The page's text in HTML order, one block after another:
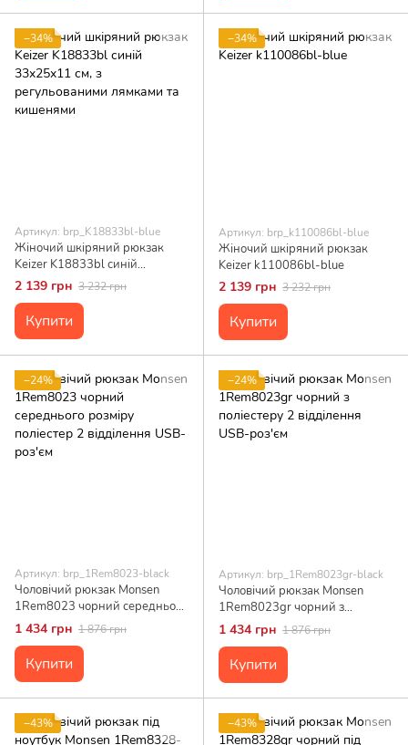
−34%
Артикул: brp_K18833bl-blue
Жіночий шкіряний рюкзак
Keizer K18833bl синій
33x25x11 см, з регульованими
лямками та кишенями
2 139 грн 3 232 грн
Купити
−34%
Артикул: brp_k110086bl-blue
Жіночий шкіряний рюкзак
Keizer k110086bl-blue
2 139 грн 3 232 грн
Купити
−24%
Артикул: brp_1Rem8023-black
Чоловічий рюкзак Monsen
1Rem8023 чорний середнього
розміру поліестер 2 відділення
USB-роз'єм
1 434 грн 1 876 грн
Купити
−24%
Артикул: brp_1Rem8023gr-black
Чоловічий рюкзак Monsen
1Rem8023gr чорний з
поліестеру 2 відділення USB-
1 434 грн 1 876 грн
Купити
−43% −43%